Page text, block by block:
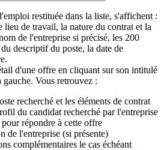
restituée dans la liste, s'affichent :
lieu de travail, la nature du contrat et la
de l'entreprise si précisé, les 200
descriptif du poste, la date de
d'une offre en cliquant sur son intitulé
Vous retrouvez :
recherché et les éléments de contrat
du candidat recherché par l'entreprise
répondre à cette offre
de l'entreprise (si présente)
complémentaires le cas échéant